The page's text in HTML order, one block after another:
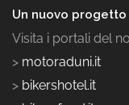
Un nuovo progetto
Visita i portali del
> motoraduni.it
> bikershotel.it